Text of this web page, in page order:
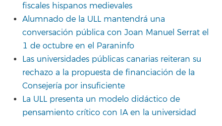
fiscales hispanos medievales
Alumnado de la ULL mantendrá una
conversación pública con Joan Manuel Serrat el
1 de octubre en el Paraninfo
Las universidades públicas canarias reiteran su
rechazo a la propuesta de financiación de la
Consejería por insuficiente
La ULL presenta un modelo didáctico de
pensamiento crítico con IA en la universidad